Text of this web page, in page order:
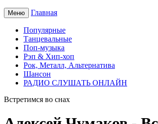
Меню Главная
Популярные
Танцевальные
Поп-музыка
Рэп & Хип-хоп
Рок, Металл, Альтернатива
Шансон
РАДИО СЛУШАТЬ ОНЛАЙН
Встретимся во снах